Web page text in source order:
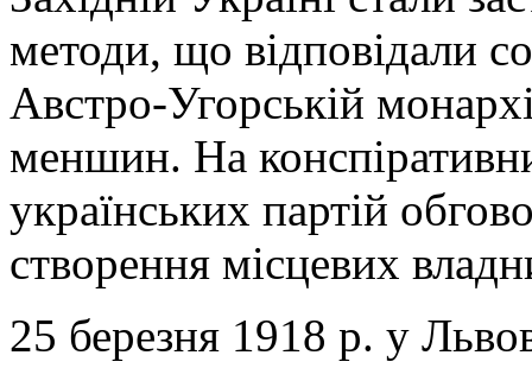
методи, що відповідали
Австро-Угорській
меншин. На
українських партій
створення місцевих
25 березня 1918 р. у